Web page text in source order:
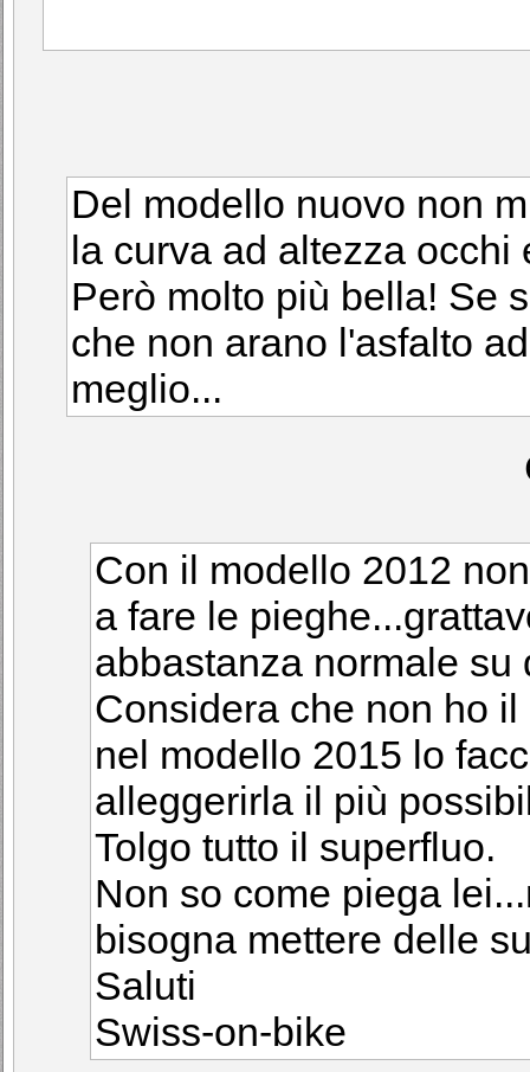
Del modello nuovo non
la curva ad altezza occhi
Però molto più bella! Se
che non arano l'asfalto
meglio...
Con il modello 2012
a fare le
abbastanza normale
Considera che non ho
nel modello 2015 lo
alleggerirla il più
Tolgo tutto il superfluo.
Non so come piega
bisogna mettere delle
Saluti
Swiss-on-bike